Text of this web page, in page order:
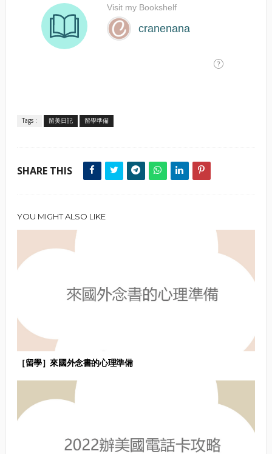
Tags : 留美日記 留學準備
SHARE THIS
YOU MIGHT ALSO LIKE
［留學］來國外念書的心理準備